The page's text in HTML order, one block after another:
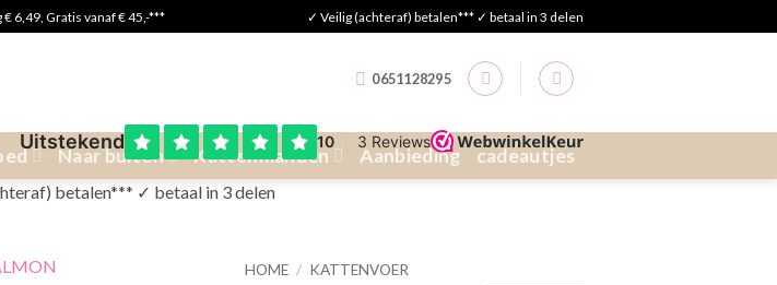
6,49, Gratis vanaf € 45,-*** ✓ Veilig (achteraf) betalen*** ✓ betaal in 3 delen
0651128295
Naar buiten Kattenmanden Aanbieding cadeautjes
betalen*** ✓ betaal in 3 delen
HOME / KATTENVOER